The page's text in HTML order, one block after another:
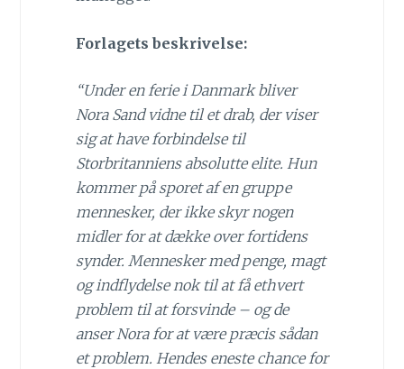
Forlagets beskrivelse:
“Under en ferie i Danmark bliver
Nora Sand vidne til et drab, der viser
sig at have forbindelse til
Storbritanniens absolutte elite. Hun
kommer på sporet af en gruppe
mennesker, der ikke skyr nogen
midler for at dække over fortidens
synder. Mennesker med penge, magt
og indflydelse nok til at få ethvert
problem til at forsvinde – og de
anser Nora for at være præcis sådan
et problem. Hendes eneste chance for